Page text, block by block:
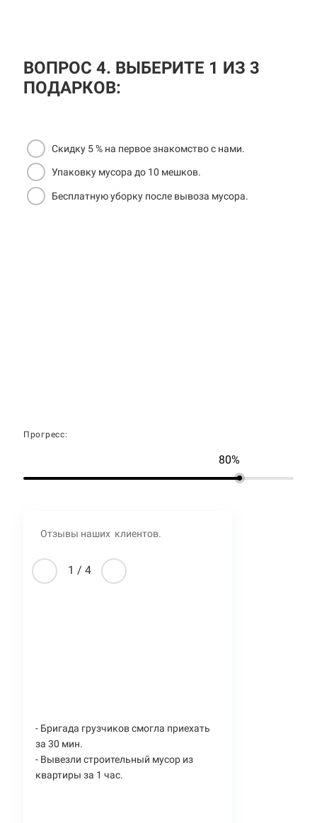
ВОПРОС 4. ВЫБЕРИТЕ 1 ИЗ 3
ПОДАРКОВ:
Скидку 5 % на первое знакомство с нами.
Упаковку мусора до 10 мешков.
Бесплатную уборку после вывоза мусора.
Прогресс:
80%
Отзывы наших клиентов.
1 / 4
- Бригада грузчиков смогла приехать
за 30 мин.
- Вывезли строительный мусор из
квартиры за 1 час.